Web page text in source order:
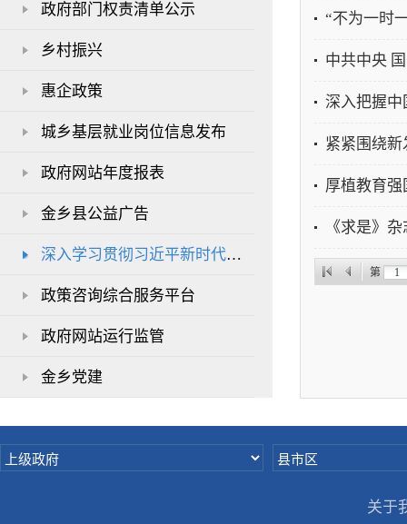
政府部门权责清单公示
乡村振兴
惠企政策
城乡基层就业岗位信息发布
政府网站年度报表
金乡县公益广告
深入学习贯彻习近平新时代中国特色社会主义思想
政策咨询综合服务平台
政府网站运行监管
金乡党建
“不为一时
中共中央
深入把握中
紧紧围绕
厚植教育
《求是》
第
关于